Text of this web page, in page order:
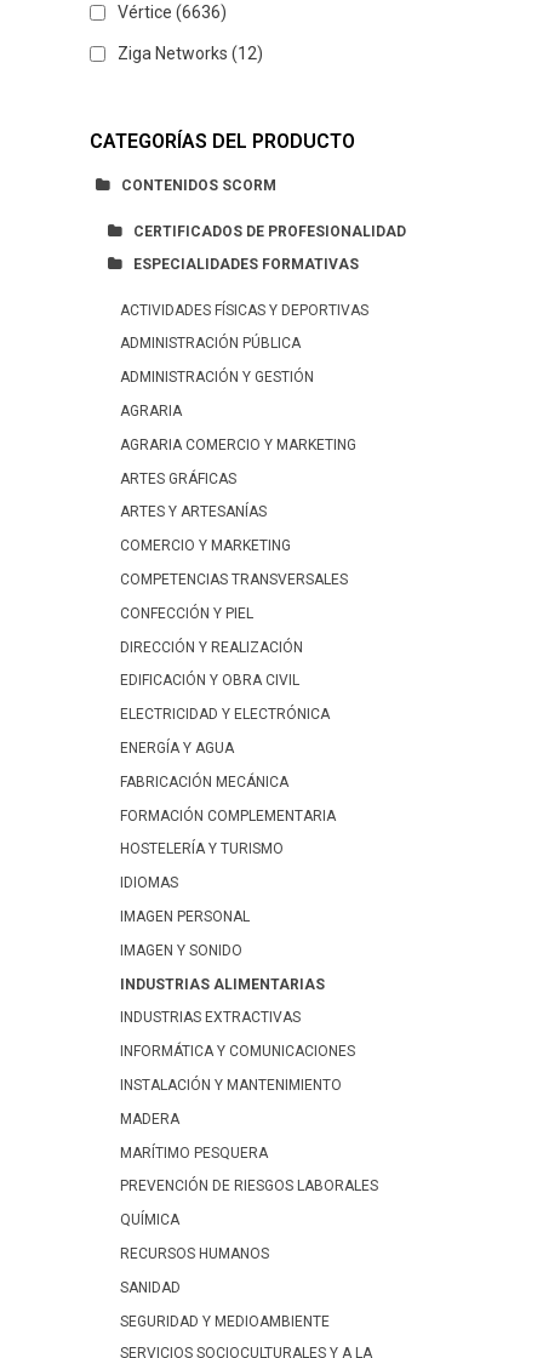
Vértice (6636)
Ziga Networks (12)
CATEGORÍAS DEL PRODUCTO
CONTENIDOS SCORM
CERTIFICADOS DE PROFESIONALIDAD
ESPECIALIDADES FORMATIVAS
ACTIVIDADES FÍSICAS Y DEPORTIVAS
ADMINISTRACIÓN PÚBLICA
ADMINISTRACIÓN Y GESTIÓN
AGRARIA
AGRARIA COMERCIO Y MARKETING
ARTES GRÁFICAS
ARTES Y ARTESANÍAS
COMERCIO Y MARKETING
COMPETENCIAS TRANSVERSALES
CONFECCIÓN Y PIEL
DIRECCIÓN Y REALIZACIÓN
EDIFICACIÓN Y OBRA CIVIL
ELECTRICIDAD Y ELECTRÓNICA
ENERGÍA Y AGUA
FABRICACIÓN MECÁNICA
FORMACIÓN COMPLEMENTARIA
HOSTELERÍA Y TURISMO
IDIOMAS
IMAGEN PERSONAL
IMAGEN Y SONIDO
INDUSTRIAS ALIMENTARIAS
INDUSTRIAS EXTRACTIVAS
INFORMÁTICA Y COMUNICACIONES
INSTALACIÓN Y MANTENIMIENTO
MADERA
MARÍTIMO PESQUERA
PREVENCIÓN DE RIESGOS LABORALES
QUÍMICA
RECURSOS HUMANOS
SANIDAD
SEGURIDAD Y MEDIOAMBIENTE
SERVICIOS SOCIOCULTURALES Y A LA